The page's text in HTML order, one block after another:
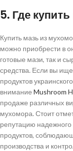
5. Где
Купить мазь из
можно приобрести в
готовые мази, так и
средства. Если вы
продуктов
внимание Mushroom
продаже различных
мухомора. Стоит
репутацию
продуктов,
производства и